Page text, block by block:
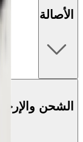
الأصالة
الشحن والإرجاع